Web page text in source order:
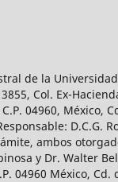
de la
Col. Ex-
04960, México,
D.C.G.
ambos
y Dr. Walter
04960 México, Cd.